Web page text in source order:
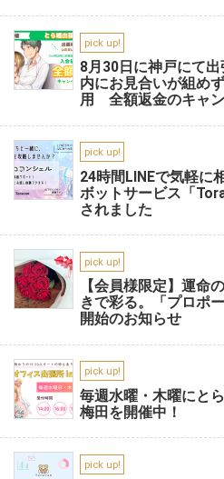
pick up!
8月30日に神戸にて
内にお見合いが組め
用 全額返金のキャ
pick up!
24時間LINEで気軽に
ボットサービス「
されました
pick up!
【会員様限定】運命
きで彩る。「プロポ
開始のお知らせ
pick up!
毎週水曜・木曜にと
梅田を開催中！
pick up!